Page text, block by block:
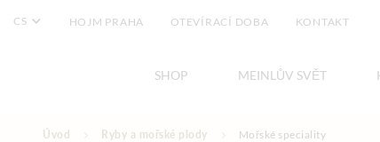
CS HOJM PRAHA OTEVÍRACÍ DOBA KONTAKT
SHOP MEINLŮV SVĚT
Přejít na obsah
Úvod Ryby a mořské plody Mořské speciality